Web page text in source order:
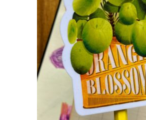
AJOUTER AU PANIER